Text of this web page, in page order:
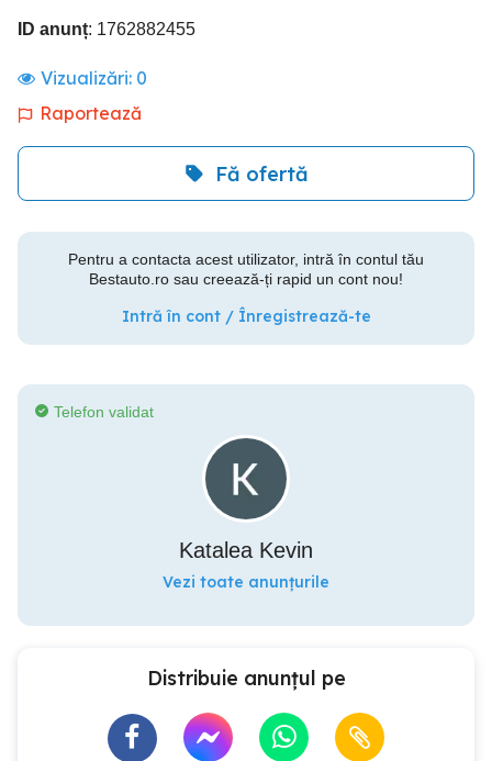
ID anunț: 1762882455
Vizualizări: 0
Raportează
Fă ofertă
Pentru a contacta acest utilizator, intră în contul tău
Bestauto.ro sau creează-ți rapid un cont nou!
Intră în cont / Înregistrează-te
Telefon validat
Katalea Kevin
Vezi toate anunțurile
Distribuie anunțul pe